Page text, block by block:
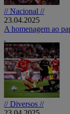
// Nacional //
23.04.2025
A homenagem ao
// Diversos //